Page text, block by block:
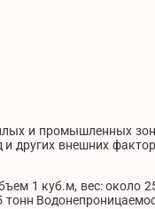
и промышленных
других внешних
1 куб.м, вес: около
тонн